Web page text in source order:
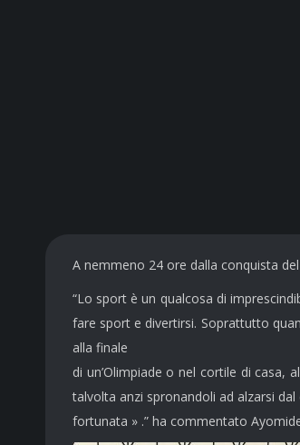
A nemmeno 24 ore dalla conquista
“Lo sport è un qualcosa di
fare sport e divertirsi. Soprattutto
alla finale
di un’Olimpiade o nel cortile di
talvolta anzi spronandoli ad alzarsi
fortunata » .” ha commentato